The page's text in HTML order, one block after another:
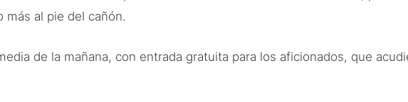
más al pie del cañón.
de la mañana, con entrada gratuita para los aficionados, que